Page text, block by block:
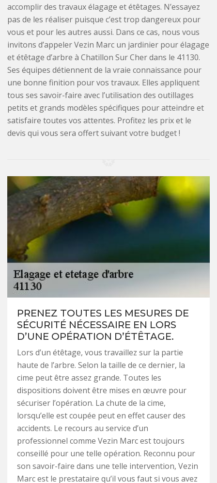
accomplir des travaux élagage et étêtages. N’essayez
pas de les réaliser puisque c’est trop dangereux pour
vous et pour les autres aussi. Dans ce cas, nous vous
invitons d’appeler Vezin Marc un jardinier pour élagage
et étêtage d’arbre à Chatillon Sur Cher dans le 41130.
Ses équipes détiennent de la vraie connaissance pour
une bonne finition pour vos travaux. Elles appliquent
tous ses savoir-faire avec l’utilisation des outillages
petits et grands modèles spécifiques pour atteindre et
satisfaire toutes vos attentes. Profitez les prix et le
devis qui vous sera offert suivant votre budget !
PRENEZ TOUTES LES MESURES DE
SÉCURITÉ NÉCESSAIRE EN LORS
D’UNE OPÉRATION D’ÉTÊTAGE.
Lors d’un étêtage, vous travaillez sur la partie
haute de l’arbre. Selon la taille de ce dernier, la
cime peut être assez grande. Toutes les
dispositions doivent être mises en œuvre pour
sécuriser l’opération. La chute de la cime,
lorsqu’elle est coupée peut en effet causer des
accidents. Le recours au service d’un
professionnel comme Vezin Marc est toujours
conseillé pour une telle opération. Reconnu pour
son savoir-faire dans une telle intervention, Vezin
Marc est le prestataire qu’il vous faut si vous avez